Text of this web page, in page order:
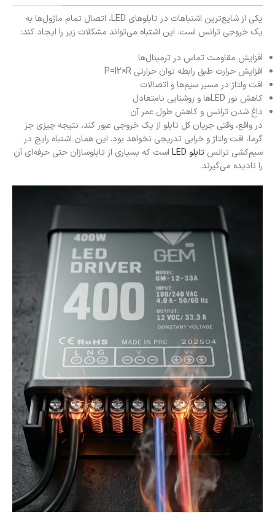
یکی از شایع‌ترین اشتباهات در تابلوهای LED، اتصال تمام ماژول‌ها به
یک خروجی ترانس است. این اشتباه می‌تواند مشکلات زیر را ایجاد کند:
افزایش مقاومت تماس در ترمینال‌ها
افزایش حرارت طبق رابطه توان حرارتی P=I2×R
افت ولتاژ در مسیر سیم‌ها و اتصالات
کاهش نور LEDها و روشنایی نامتعادل
داغ شدن ترانس و کاهش طول عمر آن
در واقع، وقتی جریان کل تابلو از یک خروجی عبور کند، نتیجه چیزی جز
گرما، افت ولتاژ و خرابی تدریجی نخواهد بود. این همان اشتباه رایج در
سیم‌کشی ترانس تابلو LED
است که بسیاری از تابلو‌سازان حتی حرفه‌ای آن
را نادیده می‌گیرند.